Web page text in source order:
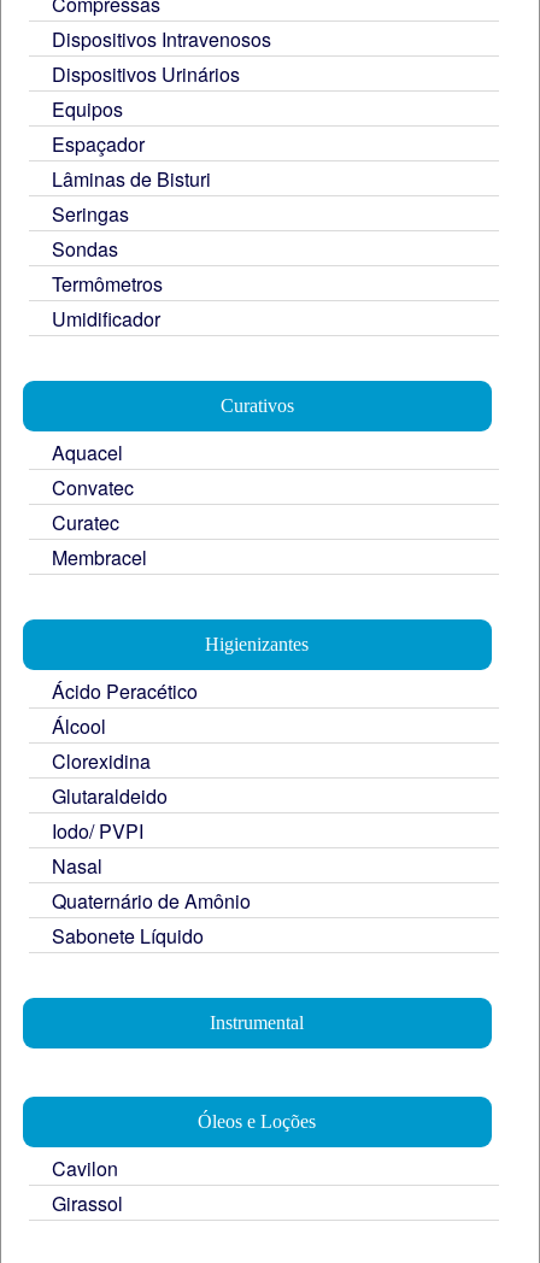
Dispositivos Intravenosos
Dispositivos Urinários
Equipos
Espaçador
Lâminas de Bisturi
Seringas
Sondas
Termômetros
Umidificador
Curativos
Aquacel
Convatec
Curatec
Membracel
Higienizantes
Ácido Peracético
Álcool
Clorexidina
Glutaraldeido
Iodo/ PVPI
Nasal
Quaternário de Amônio
Sabonete Líquido
Instrumental
Óleos e Loções
Cavilon
Girassol